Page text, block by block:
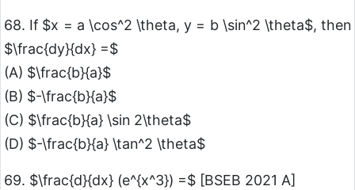
68. If $x = a \cos^2 \theta, y = b \sin^2 \theta$, then
$\frac{dy}{dx} =$
(A) $\frac{b}{a}$
(B) $-\frac{b}{a}$
(C) $\frac{b}{a} \sin 2\theta$
(D) $-\frac{b}{a} \tan^2 \theta$
69. $\frac{d}{dx} (e^{x^3}) =$ [BSEB 2021 A]